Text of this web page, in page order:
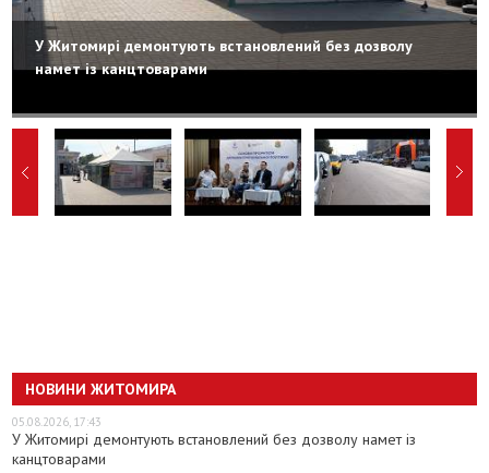
У Житомирі демонтують встановлений без дозволу
намет із канцтоварами
НОВИНИ ЖИТОМИРА
05.08.2026, 17:43
У Житомирі демонтують встановлений без дозволу намет із
канцтоварами